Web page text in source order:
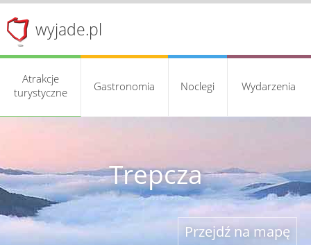
wyjade.pl
Atrakcje
turystyczne
Gastronomia Noclegi Wydarzenia
Trepcza
Przejdź na mapę